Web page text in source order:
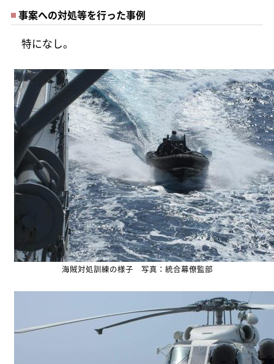
事案への対処等を行った事例
特になし。
海賊対処訓練の様子 写真：統合幕僚監部